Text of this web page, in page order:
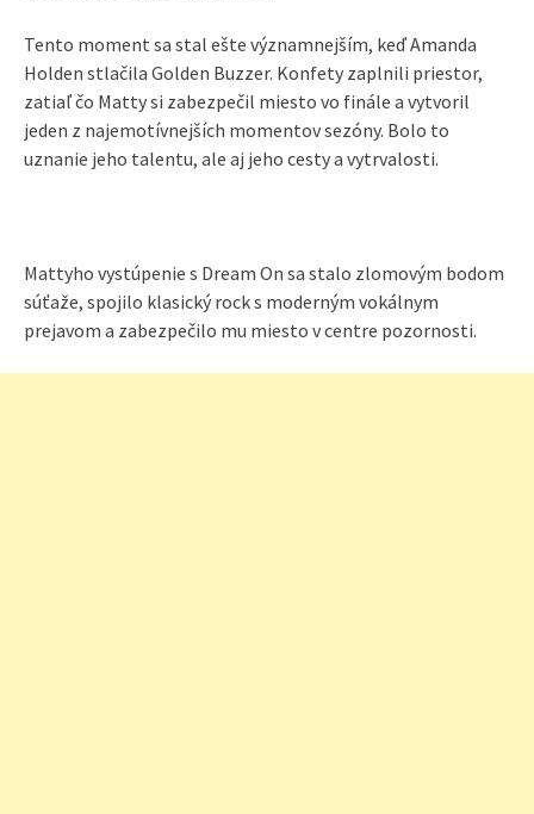
Tento moment sa stal ešte významnejším, keď Amanda
Holden stlačila Golden Buzzer. Konfety zaplnili priestor,
zatiaľ čo Matty si zabezpečil miesto vo finále a vytvoril
jeden z najemotívnejších momentov sezóny. Bolo to
uznanie jeho talentu, ale aj jeho cesty a vytrvalosti.
Mattyho vystúpenie s Dream On sa stalo zlomovým bodom
súťaže, spojilo klasický rock s moderným vokálnym
prejavom a zabezpečilo mu miesto v centre pozornosti.